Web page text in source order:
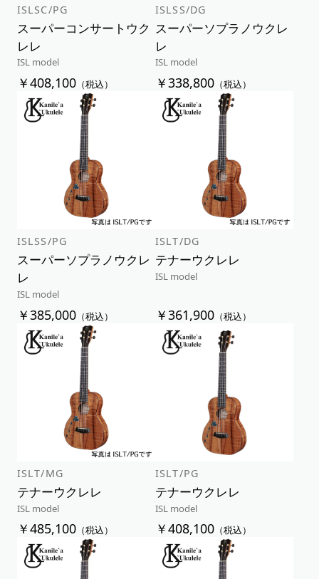
ISLSC/PG
スーパーコンサートウク
レレ
ISL model
￥408,100（税込）
ISLSS/DG
スーパーソプラノウクレ
レ
ISL model
￥338,800 （税込）
ISLSS/PG
スーパーソプラノウクレ
レ
ISL model
￥385,000（税込）
ISLT/DG
テナーウクレレ
ISL model
￥361,900 （税込）
ISLT/MG
テナーウクレレ
ISL model
￥485,100（税込）
ISLT/PG
テナーウクレレ
ISL model
￥408,100 （税込）